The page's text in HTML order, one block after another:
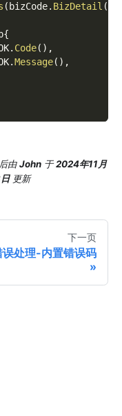
( bizCode. BizDetail (
{
. Code( ) ,
.Message( ) ,
由John 于2024年11月
更新
下一页
误处理-内置错误码